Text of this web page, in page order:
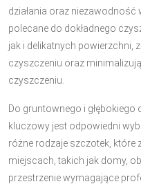
działania oraz niezawodność
polecane do dokładnego
jak i delikatnych powierzchni,
czyszczeniu oraz
czyszczeniu.
Do gruntownego i
kluczowy jest odpowiedni
różne rodzaje szczotek,
miejscach, takich jak domy,
przestrzenie wymagające